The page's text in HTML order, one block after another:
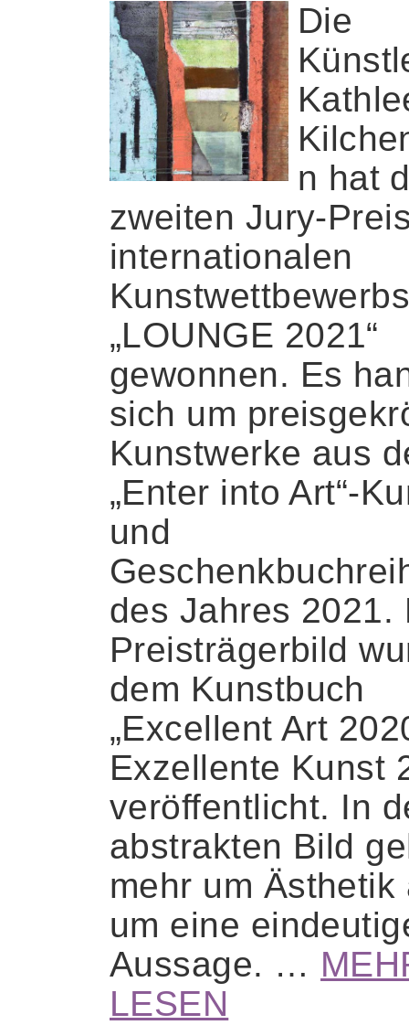
Die
n hat
zweiten Jury-
internationalen
„LOUNGE 2021“
gewonnen. Es
sich um
Kunstwerke aus
„Enter into Art“-
und
des Jahres 2021.
Preisträgerbild
dem Kunstbuch
„Excellent Art
Exzellente Kunst
veröffentlicht. In
abstrakten Bild
mehr um Ästhetik
um eine
Aussage. …
LESEN